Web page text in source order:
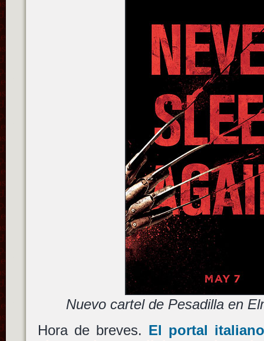
Nuevo cartel de Pesadilla en
Hora de breves. El portal